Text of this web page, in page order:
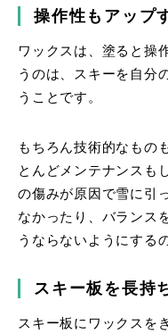
操作性もアップ
ワックスは、塗ると操
うのは、スキーを自分
うことです。
もちろん技術的なもの
とんどメンテナンスも
の傷みが原因で雪に引
なかったり、バランス
うならないようにする
スキー板を長持
スキー板にワックスを